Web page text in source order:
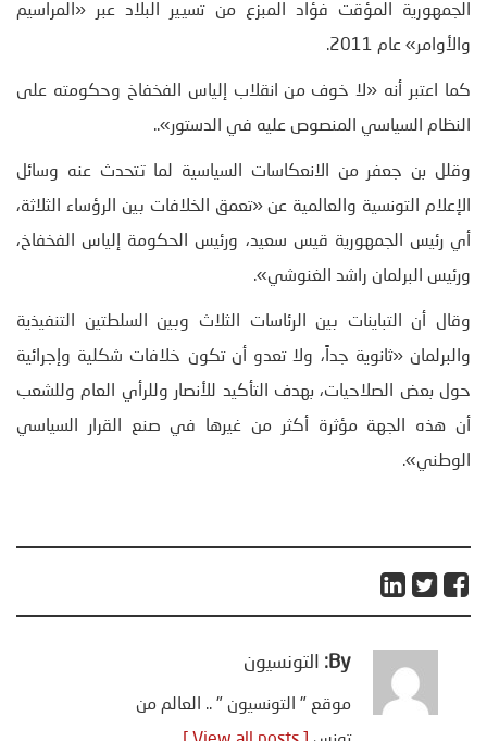
الجمهورية المؤقت فؤاد المبزع من تسيير البلاد عبر «المراسيم
والأوامر» عام 2011.
كما اعتبر أنه «لا خوف من انقلاب إلياس الفخفاخ وحكومته على
النظام السياسي المنصوص عليه في الدستور»..
وقلل بن جعفر من الانعكاسات السياسية لما تتحدث عنه وسائل
الإعلام التونسية والعالمية عن «تعمق الخلافات بين الرؤساء الثلاثة،
أي رئيس الجمهورية قيس سعيد، ورئيس الحكومة إلياس الفخفاخ،
ورئيس البرلمان راشد الغنوشي».
وقال أن التباينات بين الرئاسات الثلاث وبين السلطتين التنفيذية
والبرلمان «ثانوية جداً، ولا تعدو أن تكون خلافات شكلية وإجرائية
حول بعض الصلاحيات، بهدف التأكيد للأنصار وللرأي العام وللشعب
أن هذه الجهة مؤثرة أكثر من غيرها في صنع القرار السياسي
الوطني».
By: التونسيون
موقع " التونسيون " .. العالم من